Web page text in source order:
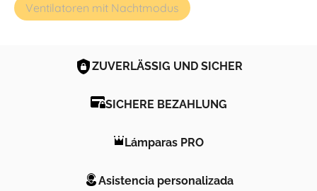
Ventilatoren mit Nachtmodus
ZUVERLÄSSIG UND SICHER
SICHERE BEZAHLUNG
Lámparas PRO
Asistencia personalizada